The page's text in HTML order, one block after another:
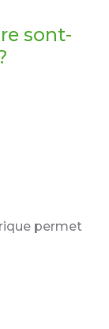
sont-
permet